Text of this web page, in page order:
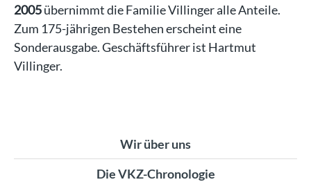
2005übernimmt die Familie Villinger alle Anteile.
Zum 175-jährigen Bestehen erscheint eine
Sonderausgabe. Geschäftsführer ist Hartmut
Villinger.
Wir über uns
Die VKZ-Chronologie